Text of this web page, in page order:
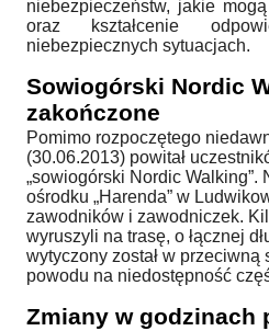
niebezpieczeństw, jakie
oraz kształcenie
niebezpiecznych sytuacjach.
Sowiogórski Nordic
zakończone
Pomimo rozpoczętego
(30.06.2013) powitał
„sowiogórski Nordic Walking”.
ośrodku „Harenda” w
zawodników i zawodniczek.
wyruszyli na trasę, o łącznej
wytyczony został w przeciwną
powodu na niedostępność
Zmiany w godzinach